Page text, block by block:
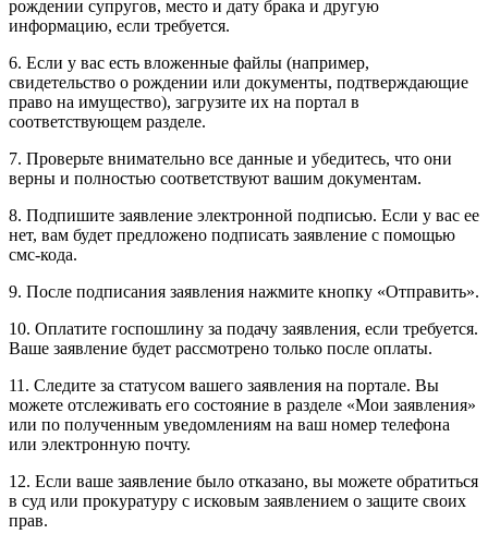
рождении супругов, место и дату брака и другую
информацию, если требуется.
6. Если у вас есть вложенные файлы (например,
свидетельство о рождении или документы, подтверждающие
право на имущество), загрузите их на портал в
соответствующем разделе.
7. Проверьте внимательно все данные и убедитесь, что они
верны и полностью соответствуют вашим документам.
8. Подпишите заявление электронной подписью. Если у вас ее
нет, вам будет предложено подписать заявление с помощью
смс-кода.
9. После подписания заявления нажмите кнопку «Отправить».
10. Оплатите госпошлину за подачу заявления, если требуется.
Ваше заявление будет рассмотрено только после оплаты.
11. Следите за статусом вашего заявления на портале. Вы
можете отслеживать его состояние в разделе «Мои заявления»
или по полученным уведомлениям на ваш номер телефона
или электронную почту.
12. Если ваше заявление было отказано, вы можете обратиться
в суд или прокуратуру с исковым заявлением о защите своих
прав.